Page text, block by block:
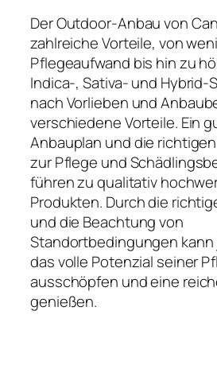
Der Outdoor-Anbau von
zahlreiche Vorteile, von
Pflegeaufwand bis hin zu
Indica-, Sativa- und Hybrid-
nach Vorlieben und
verschiedene Vorteile. Ein
Anbauplan und die
zur Pflege und
führen zu qualitativ
Produkten. Durch die
und die Beachtung von
Standortbedingungen kann
das volle Potenzial seiner
ausschöpfen und eine
genießen.